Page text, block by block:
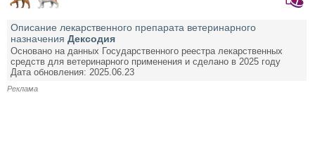
Описание лекарственного препарата ветеринарного
назначения Дексодия
Основано на данных Государственного реестра лекарственных
средств для ветеринарного применения и сделано в 2025 году
Дата обновления: 2025.06.23
Реклама